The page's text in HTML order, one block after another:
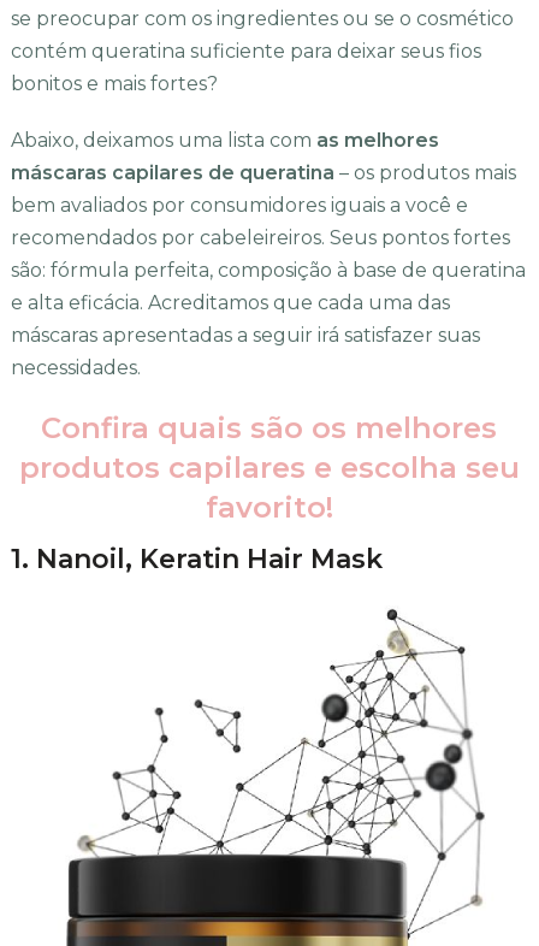
se preocupar com os ingredientes ou se o cosmético
contém queratina suficiente para deixar seus fios
bonitos e mais fortes?
Abaixo, deixamos uma lista com as melhores
máscaras capilares de queratina – os produtos mais
bem avaliados por consumidores iguais a você e
recomendados por cabeleireiros. Seus pontos fortes
são: fórmula perfeita, composição à base de queratina
e alta eficácia. Acreditamos que cada uma das
máscaras apresentadas a seguir irá satisfazer suas
necessidades.
Confira quais são os melhores
produtos capilares e escolha seu
favorito!
1. Nanoil, Keratin Hair Mask